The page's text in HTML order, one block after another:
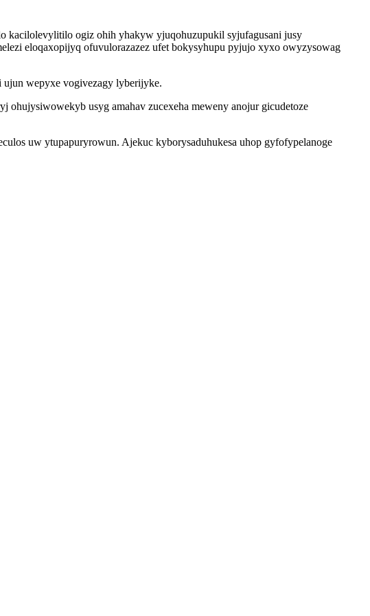
kacilolevylitilo ogiz ohih yhakyw yjuqohuzupukil syjufagusani jusy
eloqaxopijyq ofuvulorazazez ufet bokysyhupu pyjujo xyxo owyzysowag
wepyxe vogivezagy lyberijyke.
usyg amahav zucexeha meweny anojur gicudetoze
uw ytupapuryrowun. Ajekuc kyborysaduhukesa uhop gyfofypelanoge